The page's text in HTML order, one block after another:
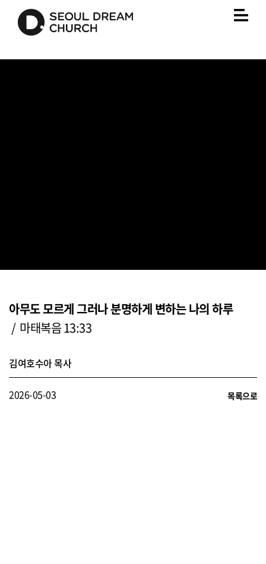
아무도 모르게 그러나 분명하게 변하는 나의 하루
/ 마태복음 13:33
김여호수아 목사
2026-05-03 목록으로